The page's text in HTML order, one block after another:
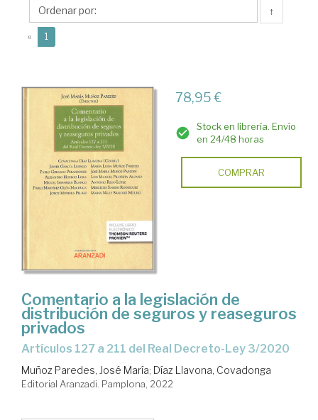
José
María
↑
« 1
78,95 €
Stock en librería. Envío
en 24/48 horas
COMPRAR
Comentario a la legislación de
distribución de seguros y reaseguros
privados
artículos 127 a 211 del Real Decreto-Ley 3/2020
Muñoz Paredes, José María; Díaz Llavona, Covadonga
Editorial Aranzadi. Pamplona, 2022